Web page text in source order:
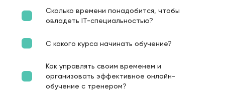
Сколько времени понадобится, чтобы
овладеть IT-специальностью?
С какого курса начинать обучение?
Как управлять своим временем и
организовать эффективное онлайн-
обучение с тренером?